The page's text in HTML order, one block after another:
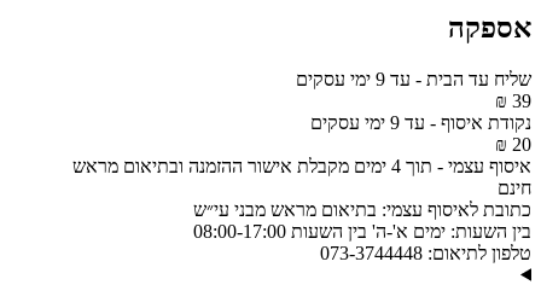
אספקה
שליח עד הבית - עד 9 ימי עסקים
39 ₪
נקודת איסוף - עד 9 ימי עסקים
20 ₪
איסוף עצמי - תוך 4 ימים מקבלת אישור ההזמנה ובתיאום מראש
חינם
כתובת לאיסוף עצמי: בתיאום מראש מבני עי״ש
בין השעות: ימים א'-ה' בין השעות 08:00-17:00
טלפון לתיאום: 073-3744448